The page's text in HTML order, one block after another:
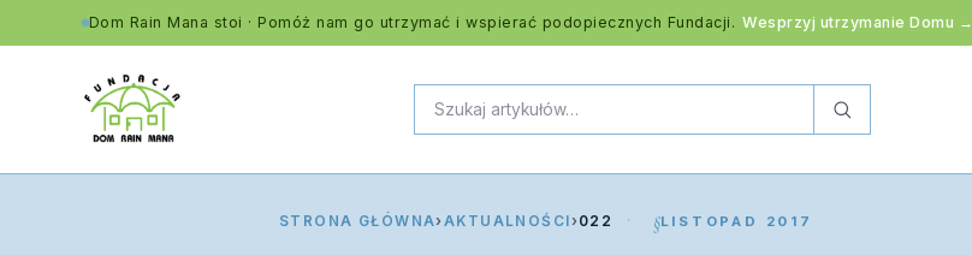
Dom Rain Mana stoi · Pomóż nam go utrzymać i wspierać podopiecznych Fundacji. Wesprzyj utrzymanie Domu →
STRONA GŁÓWNA› AKTUALNOŚCI › 022 LISTOPAD 2017